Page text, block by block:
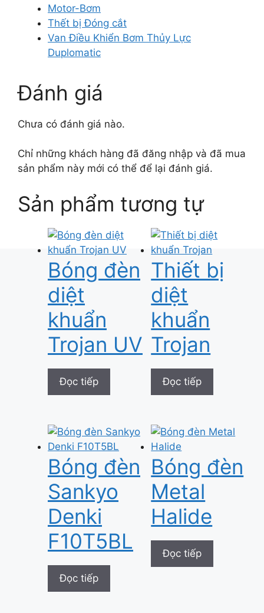
Motor-Bơm
Thết bị Đóng cắt
Van Điều Khiển Bơm Thủy Lực
Duplomatic
Đánh giá
Chưa có đánh giá nào.
Chỉ những khách hàng đã đăng nhập và đã mua
sản phẩm này mới có thể để lại đánh giá.
Sản phẩm tương tự
Bóng đèn
diệt
khuẩn
Trojan UV
Đọc tiếp
Thiết bị
diệt
khuẩn
Trojan
Đọc tiếp
Bóng đèn
Sankyo
Denki
F10T5BL
Đọc tiếp
Bóng đèn
Metal
Halide
Đọc tiếp